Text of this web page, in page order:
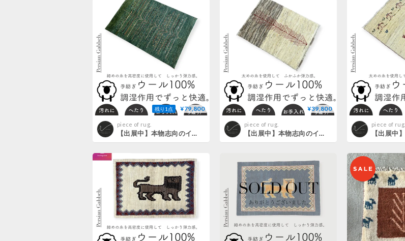
残り1点 ¥79,800
piece of rug.
【出展中】本物志向のイラン産 高密度 ペルシャギャッベ 手織り 270920 72cmx105cm
¥39,800
piece of rug.
【出展中】本物志向のイラン産 ペルシャギャッベ 手織り 268874 62cmx83cm
piece of rug.